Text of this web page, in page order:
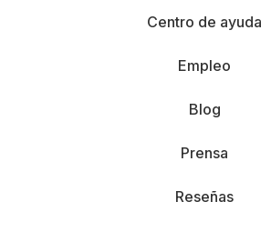
Centro de ayuda
Empleo
Blog
Prensa
Reseñas